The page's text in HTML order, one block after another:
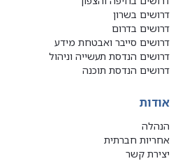
דרושים בשרון
דרושים בדרום
דרושים סייבר ואבטחת מידע
דרושים הנדסת תעשייה וניהול
דרושים הנדסת תוכנה
אודות
הנהלה
אחריות חברתית
יצירת קשר